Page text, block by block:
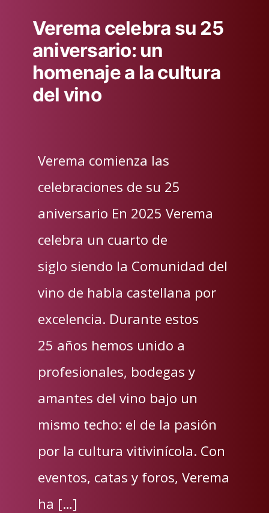
Verema celebra su 25
aniversario: un
homenaje a la cultura
del vino
Verema comienza las
celebraciones de su 25
aniversario En 2025 Verema
celebra un cuarto de
siglo siendo la Comunidad del
vino de habla castellana por
excelencia. Durante estos
25 años hemos unido a
profesionales, bodegas y
amantes del vino bajo un
mismo techo: el de la pasión
por la cultura vitivinícola. Con
eventos, catas y foros, Verema
ha […]